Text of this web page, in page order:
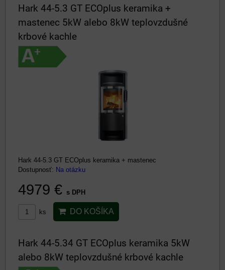
Hark 44-5.3 GT ECOplus keramika +
mastenec 5kW alebo 8kW teplovzdušné
krbové kachle
Hark 44-5.3 GT ECOplus keramika + mastenec
Dostupnosť: Na otázku
4979 € s DPH
ks DO KOŠÍKA
Hark 44-5.34 GT ECOplus keramika 5kW
alebo 8kW teplovzdušné krbové kachle